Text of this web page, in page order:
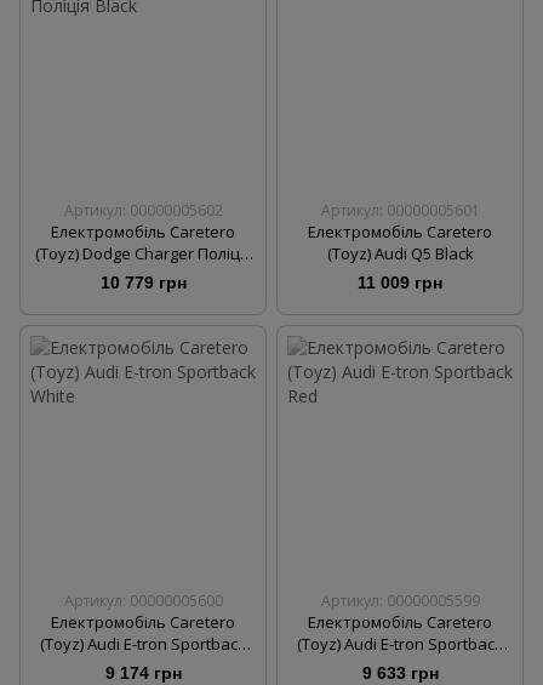
Артикул: 00000005602
Електромобіль Caretero
(Toyz) Dodge Charger Поліція
Black
10 779 грн
Артикул: 00000005601
Електромобіль Caretero
(Toyz) Audi Q5 Black
11 009 грн
Артикул: 00000005600
Електромобіль Caretero
(Toyz) Audi E-tron Sportback
White
9 174 грн
Артикул: 00000005599
Електромобіль Caretero
(Toyz) Audi E-tron Sportback
Red
9 633 грн